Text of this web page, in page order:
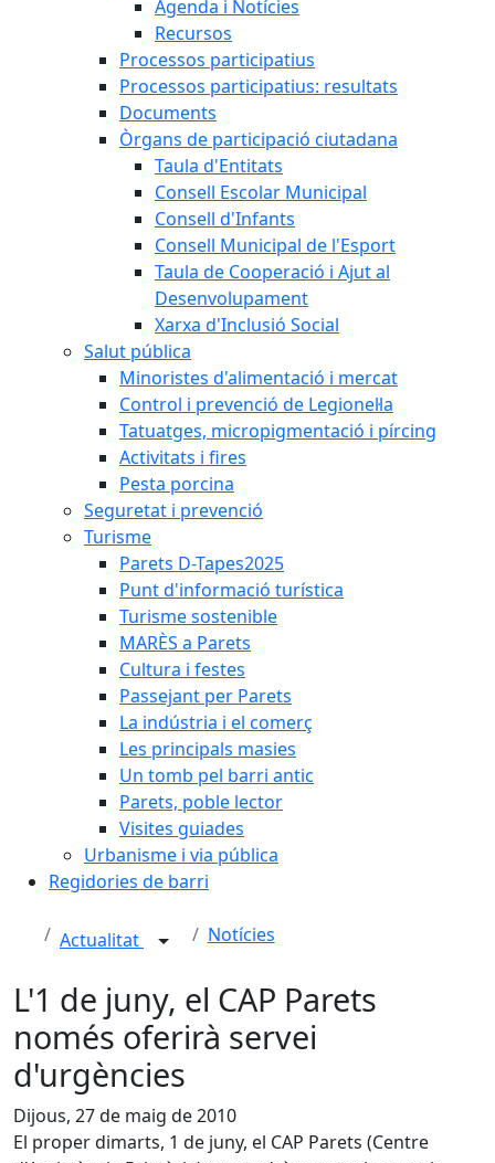
Agenda i Notícies
Recursos
Processos participatius
Processos participatius: resultats
Documents
Òrgans de participació ciutadana
Taula d'Entitats
Consell Escolar Municipal
Consell d'Infants
Consell Municipal de l'Esport
Taula de Cooperació i Ajut al
Desenvolupament
Xarxa d'Inclusió Social
Salut pública
Minoristes d'alimentació i mercat
Control i prevenció de Legionel·la
Tatuatges, micropigmentació i pírcing
Activitats i fires
Pesta porcina
Seguretat i prevenció
Turisme
Parets D-Tapes2025
Punt d'informació turística
Turisme sostenible
MARÈS a Parets
Cultura i festes
Passejant per Parets
La indústria i el comerç
Les principals masies
Un tomb pel barri antic
Parets, poble lector
Visites guiades
Urbanisme i via pública
Regidories de barri
Actualitat Notícies
L'1 de juny, el CAP Parets
només oferirà servei
d'urgències
Dijous, 27 de maig de 2010
El proper dimarts, 1 de juny, el CAP Parets (Centre